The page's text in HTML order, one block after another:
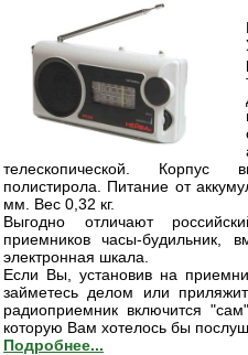
телескопической. Корпус
полистирола. Питание от
мм. Вес 0,32 кг.
Выгодно отличают
приемников часы-будильник,
электронная шкала.
Если Вы, установив на
займетесь делом или
радиоприемник включится
которую Вам хотелось бы
Подробнее...